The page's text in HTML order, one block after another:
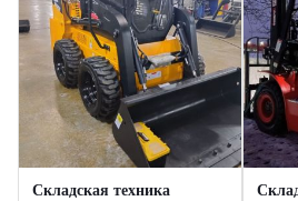
Складская техника